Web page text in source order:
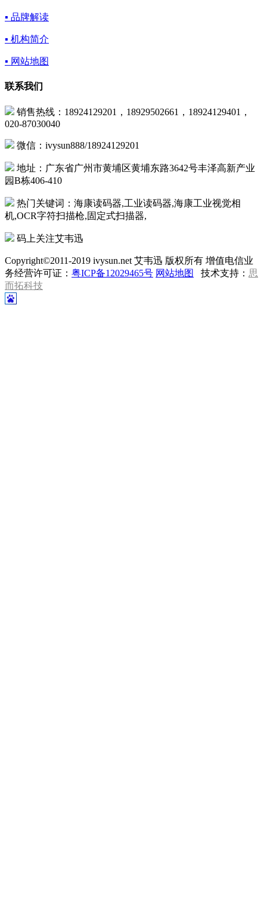
▪ 品牌解读
▪ 机构简介
▪ 网站地图
联系我们
销售热线：18924129201，18929502661，18924129401，
020-87030040
微信：ivysun888/18924129201
地址：广东省广州市黄埔区黄埔东路3642号丰泽高新产业
园B栋406-410
热门关键词：海康读码器,工业读码器,海康工业视觉相
机,OCR字符扫描枪,固定式扫描器,
码上关注艾韦迅
Copyright©2011-2019 ivysun.net 艾韦迅 版权所有 增值电信业
务经营许可证： 粤ICP备12029465号 网站地图 技术支持： 思
而拓科技